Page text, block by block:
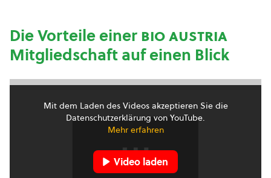
Die Vorteile einerbio austria
Mitgliedschaft auf einen Blick
Mit dem Laden des Videos akzeptieren Sie die
Datenschutzerklärung von YouTube.
Mehr erfahren
Video laden